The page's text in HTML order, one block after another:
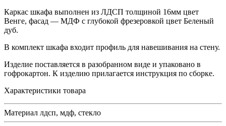
Каркас шкафа выполнен из ЛДСП толщиной 16мм цвет
Венге, фасад — МДФ с глубокой фрезеровкой цвет Беленый
дуб.
В комплект шкафа входит профиль для навешивания на стену.
Изделие поставляется в разобранном виде и упаковано в
гофрокартон. К изделию прилагается инструкция по сборке.
Характеристики товара
Материал лдсп, мдф, стекло